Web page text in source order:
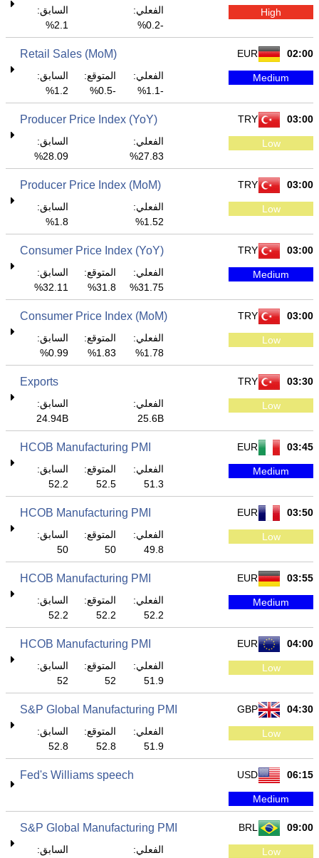
High
الفعلي:
-0.2%
السابق:
2.1%
02:00
EUR
Retail Sales (MoM)
Medium
الفعلي:
-1.1%
المتوقع:
-0.5%
السابق:
1.2%
03:00
TRY
Producer Price Index (YoY)
Low
الفعلي:
27.83%
السابق:
28.09%
03:00
TRY
Producer Price Index (MoM)
Low
الفعلي:
1.52%
السابق:
1.8%
03:00
TRY
Consumer Price Index (YoY)
Medium
الفعلي:
31.75%
المتوقع:
31.8%
السابق:
32.11%
03:00
TRY
Consumer Price Index (MoM)
Low
الفعلي:
1.78%
المتوقع:
1.83%
السابق:
0.99%
03:30
TRY
Exports
Low
الفعلي:
25.6B
السابق:
24.94B
03:45
EUR
HCOB Manufacturing PMI
Medium
الفعلي:
51.3
المتوقع:
52.5
السابق:
52.2
03:50
EUR
HCOB Manufacturing PMI
Low
الفعلي:
49.8
المتوقع:
50
السابق:
50
03:55
EUR
HCOB Manufacturing PMI
Medium
الفعلي:
52.2
المتوقع:
52.2
السابق:
52.2
04:00
EUR
HCOB Manufacturing PMI
Low
الفعلي:
51.9
المتوقع:
52
السابق:
52
04:30
GBP
S&P Global Manufacturing PMI
Low
الفعلي:
51.9
المتوقع:
52.8
السابق:
52.8
06:15
USD
Fed's Williams speech
Medium
09:00
BRL
S&P Global Manufacturing PMI
Low
الفعلي:
السابق: